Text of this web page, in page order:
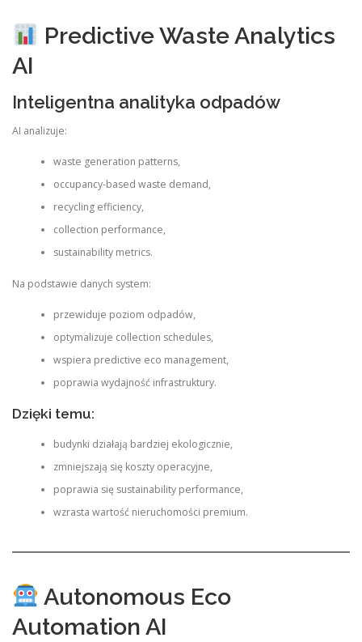
Predictive Waste Analytics
AI
Inteligentna analityka odpadów
AI analizuje:
waste generation patterns,
occupancy-based waste demand,
recycling efficiency,
collection performance,
sustainability metrics.
Na podstawie danych system:
przewiduje poziom odpadów,
optymalizuje collection schedules,
wspiera predictive eco management,
poprawia wydajność infrastruktury.
Dzięki temu:
budynki działają bardziej ekologicznie,
zmniejszają się koszty operacyjne,
poprawia się sustainability performance,
wzrasta wartość nieruchomości premium.
Autonomous Eco
Automation AI